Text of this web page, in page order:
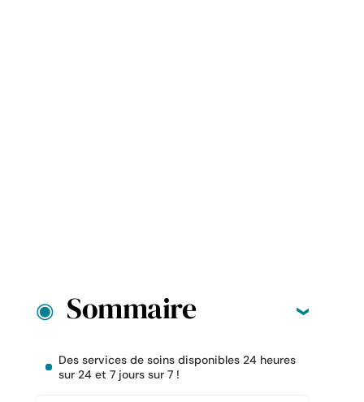
Sommaire
Des services de soins disponibles 24 heures
sur 24 et 7 jours sur 7 !